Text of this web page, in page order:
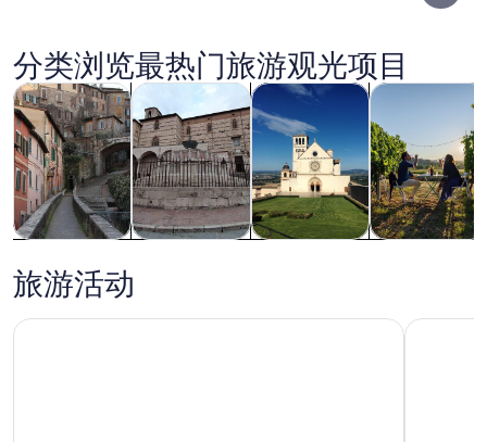
片
阿西尼
分类浏览最热门旅游观光项目
观光一日游在新标签页中打开
历史和文化在新标签页中打开
私人和定制之旅在新标签页中
餐饮和夜生活
旅游活动
佩鲁贾老城漫步游,十一月四日广场 阿西西豪